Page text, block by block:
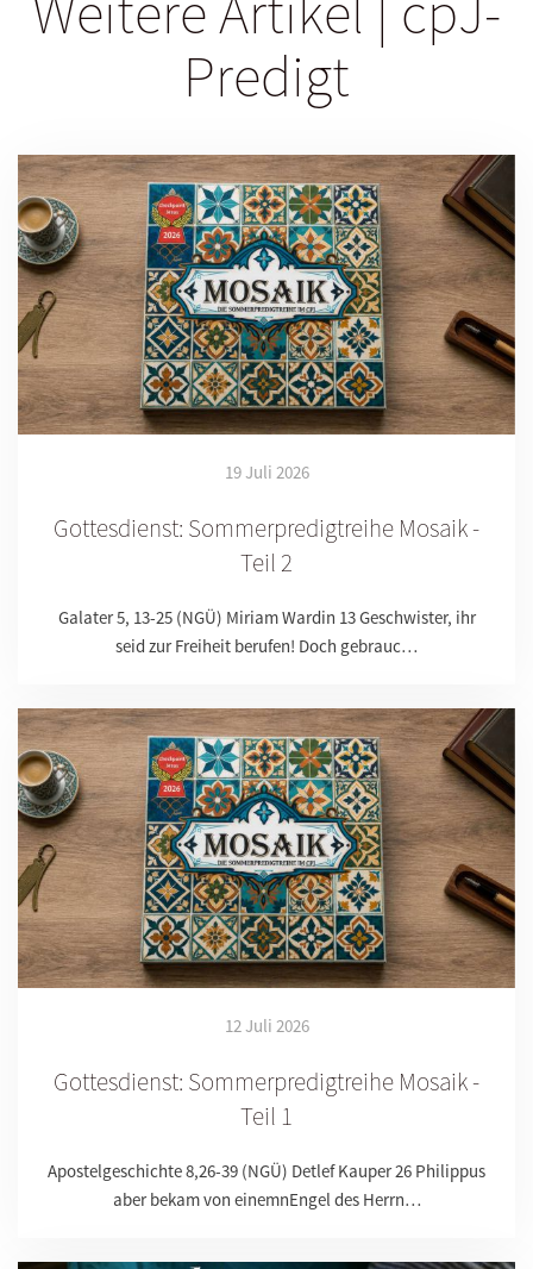
Predigt
19 Juli 2026
Gottesdienst: Sommerpredigtreihe Mosaik -
Teil 2
Galater 5, 13-25 (NGÜ) Miriam Wardin 13 Geschwister, ihr
seid zur Freiheit berufen! Doch gebrauc…
12 Juli 2026
Gottesdienst: Sommerpredigtreihe Mosaik -
Teil 1
Apostelgeschichte 8,26-39 (NGÜ) Detlef Kauper 26 Philippus
aber bekam von einemnEngel des Herrn…